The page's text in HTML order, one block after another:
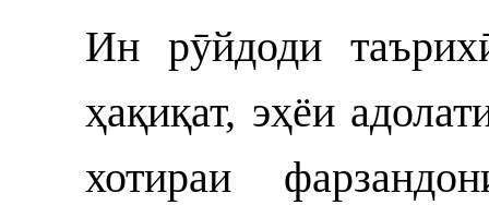
Ин рӯйдоди
ҳақиқат, эҳёи
хотираи